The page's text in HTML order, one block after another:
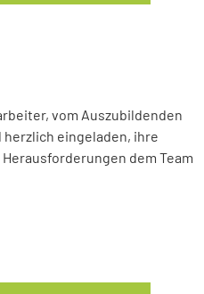
vom Auszubildenden
eingeladen, ihre
dem Team